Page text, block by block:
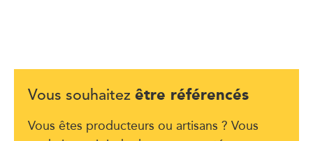
Vous souhaitez être référencés
Vous êtes producteurs ou artisans ? Vous